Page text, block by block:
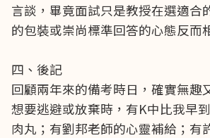
言談，畢竟面試只是教授在選適合
的包裝或崇尚標準回答的心態反而
四、後記
回顧兩年來的備考時日，確實無趣
想要逃避或放棄時，有K中比我早
肉丸；有劉邦老師的心靈補給；有